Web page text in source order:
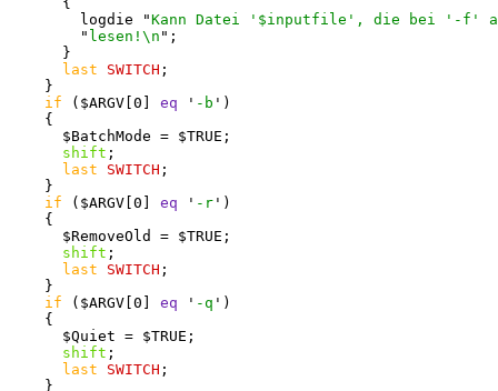
        logdie "
Kann Datei '$inputfile', die bei '-f'
        "
lesen!\n ";
      }
last
SWITCH ;
    }
if ($ARGV[0] eq ' -b ')
    {
      $BatchMode = $TRUE;
shift ;
last
SWITCH ;
    }
if ($ARGV[0] eq ' -r ')
    {
      $RemoveOld = $TRUE;
shift ;
last
SWITCH ;
    }
if ($ARGV[0] eq ' -q ')
    {
      $Quiet = $TRUE;
shift ;
last
SWITCH ;
    }